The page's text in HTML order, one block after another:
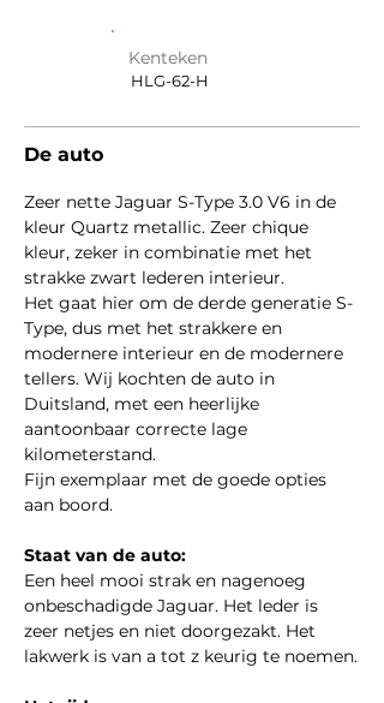
Kenteken
HLG-62-H
De auto
Zeer nette Jaguar S-Type 3.0 V6 in de
kleur Quartz metallic. Zeer chique
kleur, zeker in combinatie met het
strakke zwart lederen interieur.
Het gaat hier om de derde generatie S-
Type, dus met het strakkere en
modernere interieur en de modernere
tellers. Wij kochten de auto in
Duitsland, met een heerlijke
aantoonbaar correcte lage
kilometerstand.
Fijn exemplaar met de goede opties
aan boord.
Staat van de auto:
Een heel mooi strak en nagenoeg
onbeschadigde Jaguar. Het leder is
zeer netjes en niet doorgezakt. Het
lakwerk is van a tot z keurig te noemen.